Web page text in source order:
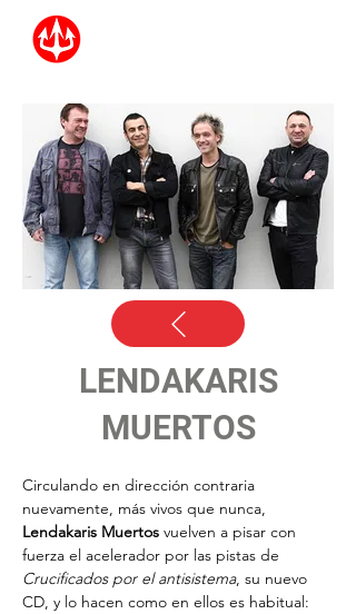
LENDAKARIS
MUERTOS
Circulando en dirección contraria
nuevamente, más vivos que nunca,
Lendakaris Muertos vuelven a pisar con
fuerza el acelerador por las pistas de
Crucificados por el antisistema, su nuevo
CD, y lo hacen como en ellos es habitual: